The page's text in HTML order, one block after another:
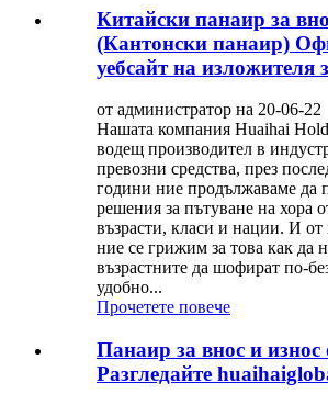
Китайски панаир за
(Кантонски панаир)
уебсайт на изложителя
от администратор на 20-06-22
Нашата компания Huaihai
водещ производител в
превозни средства, през
години ние продължаваме да
решения за пътуване на хора
възрасти, класи и нации. И от
ние се грижим за това как да
възрастните да шофират по-
удобно...
Прочетете повече
Панаир за внос и износ
Разгледайте